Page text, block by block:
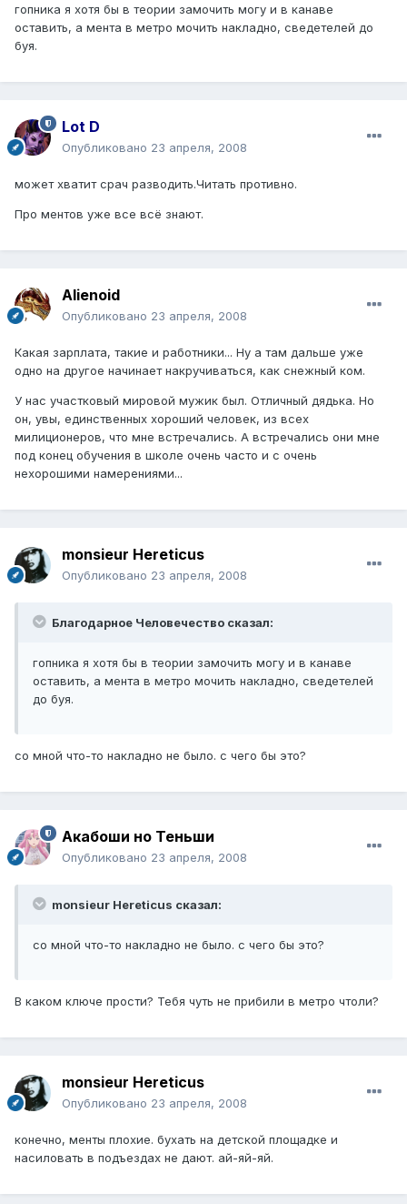
гопника я хотя бы в теории замочить могу и в канаве
оставить, а мента в метро мочить накладно, сведетелей до
буя.
Lot D
Опубликовано 23 апреля, 2008
может хватит срач разводить.Читать противно.
Про ментов уже все всё знают.
Alienoid
Опубликовано 23 апреля, 2008
Какая зарплата, такие и работники... Ну а там дальше уже
одно на другое начинает накручиваться, как снежный ком.
У нас участковый мировой мужик был. Отличный дядька. Но
он, увы, единственных хороший человек, из всех
милиционеров, что мне встречались. А встречались они мне
под конец обучения в школе очень часто и с очень
нехорошими намерениями...
monsieur Hereticus
Опубликовано 23 апреля, 2008
Благодарное Человечество сказал:
гопника я хотя бы в теории замочить могу и в канаве
оставить, а мента в метро мочить накладно, сведетелей
до буя.
со мной что-то накладно не было. с чего бы это?
Акабоши но Теньши
Опубликовано 23 апреля, 2008
monsieur Hereticus сказал:
со мной что-то накладно не было. с чего бы это?
В каком ключе прости? Тебя чуть не прибили в метро чтоли?
monsieur Hereticus
Опубликовано 23 апреля, 2008
конечно, менты плохие. бухать на детской площадке и
насиловать в подъездах не дают. ай-яй-яй.